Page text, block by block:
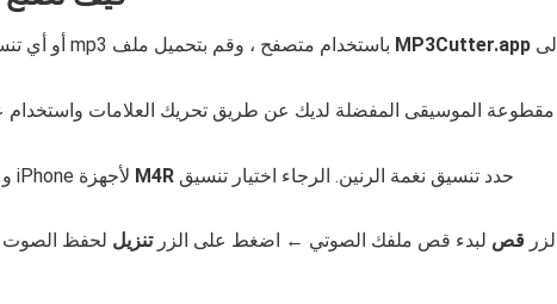
MP3Cutter.app باستخدام متصفح ، وقم بتحميل ملف mp3 أو أي تنسيق صوتي من جهازك.
الموسيقى المفضلة لديك عن طريق تحريك العلامات واستخدام
حدد تنسيق نغمة الرنين. الرجاء اختيار تنسيق M4R لأجهزة iPhone و
قص لبدء قص ملفك الصوتي ← اضغط على الزرتنزيل لحفظ الصوت